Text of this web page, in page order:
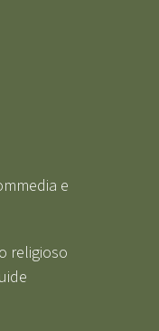
e
religioso